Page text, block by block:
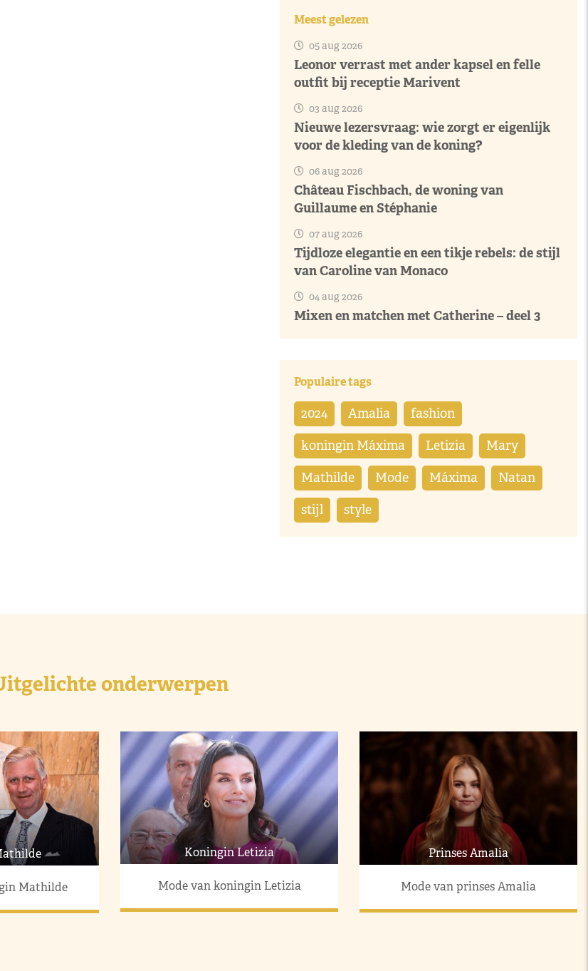
Meest gelezen
05 aug 2026
Leonor verrast met ander kapsel en felle
outfit bij receptie Marivent
03 aug 2026
Nieuwe lezersvraag: wie zorgt er eigenlijk
voor de kleding van de koning?
06 aug 2026
Château Fischbach, de woning van
Guillaume en Stéphanie
07 aug 2026
Tijdloze elegantie en een tikje rebels: de stijl
van Caroline van Monaco
04 aug 2026
Mixen en matchen met Catherine – deel 3
Populaire tags
2024 Amalia fashion
koningin Máxima Letizia Mary
Mathilde Mode Máxima Natan
stijl style
onderwerpen
Mathilde
Koningin Letizia
Mode van koningin Letizia
Prinses Amalia
Mode van prinses Amalia